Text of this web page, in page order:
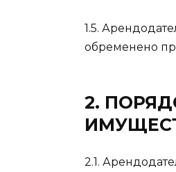
1.5.
обременено
2.
2.1.